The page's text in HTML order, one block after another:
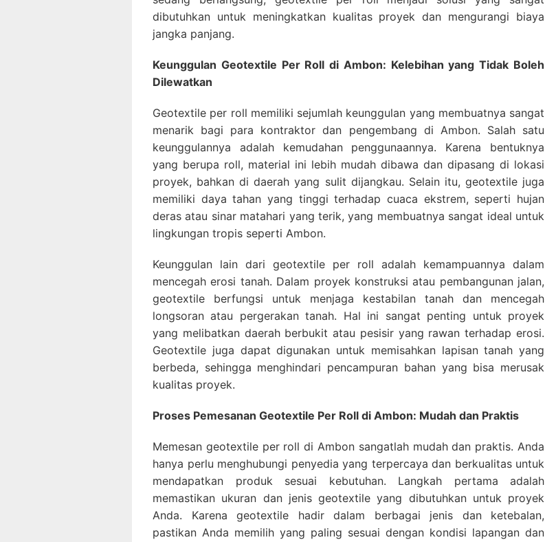
dibutuhkan untuk meningkatkan kualitas proyek dan mengurangi biaya
jangka panjang.
Keunggulan Geotextile Per Roll di Ambon: Kelebihan yang Tidak Boleh
Dilewatkan
Geotextile per roll memiliki sejumlah keunggulan yang membuatnya sangat
menarik bagi para kontraktor dan pengembang di Ambon. Salah satu
keunggulannya adalah kemudahan penggunaannya. Karena bentuknya
yang berupa roll, material ini lebih mudah dibawa dan dipasang di lokasi
proyek, bahkan di daerah yang sulit dijangkau. Selain itu, geotextile juga
memiliki daya tahan yang tinggi terhadap cuaca ekstrem, seperti hujan
deras atau sinar matahari yang terik, yang membuatnya sangat ideal untuk
lingkungan tropis seperti Ambon.
Keunggulan lain dari geotextile per roll adalah kemampuannya dalam
mencegah erosi tanah. Dalam proyek konstruksi atau pembangunan jalan,
geotextile berfungsi untuk menjaga kestabilan tanah dan mencegah
longsoran atau pergerakan tanah. Hal ini sangat penting untuk proyek
yang melibatkan daerah berbukit atau pesisir yang rawan terhadap erosi.
Geotextile juga dapat digunakan untuk memisahkan lapisan tanah yang
berbeda, sehingga menghindari pencampuran bahan yang bisa merusak
kualitas proyek.
Proses Pemesanan Geotextile Per Roll di Ambon: Mudah dan Praktis
Memesan geotextile per roll di Ambon sangatlah mudah dan praktis. Anda
hanya perlu menghubungi penyedia yang terpercaya dan berkualitas untuk
mendapatkan produk sesuai kebutuhan. Langkah pertama adalah
memastikan ukuran dan jenis geotextile yang dibutuhkan untuk proyek
Anda. Karena geotextile hadir dalam berbagai jenis dan ketebalan,
pastikan Anda memilih yang paling sesuai dengan kondisi lapangan dan